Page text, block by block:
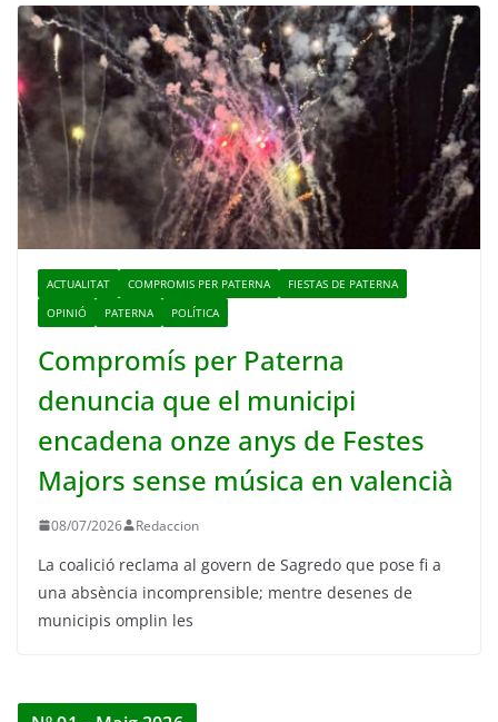
ACTUALITAT COMPROMIS PER PATERNA
FIESTAS DE PATERNA
OPINIÓ
PATERNA POLÍTICA
Compromís per Paterna
denuncia que el municipi
encadena onze anys de Festes
Majors sense música en valencià
08/07/2026 Redaccion
La coalició reclama al govern de Sagredo que pose fi a
una absència incomprensible; mentre desenes de
municipis omplin les